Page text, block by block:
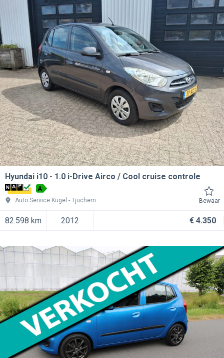
Hyundai i10 1.0 i-Drive Airco / Cool cruise controle
A
Auto Service Kugel
Tjuchem Bewaar
82.598 km 2012 € 4.350